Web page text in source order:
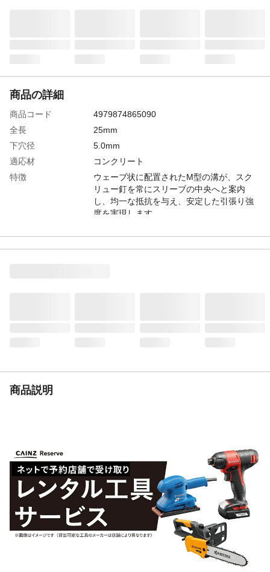
商品の詳細
商品コード
4979874865090
全長
25mm
下穴径
5.0mm
適応材
コンクリート
特徴
ウェーブ状に配置されたM型の溝が、スク
リュー釘を常にスリーブの中央へと案内
し、均一な抵抗を与え、安定した引張り強
度を実現します。
kN（kgf）
重量 13g
商品説明